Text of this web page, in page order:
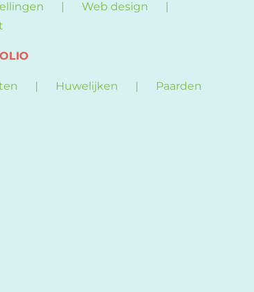
Web design
Huwelijken Paarden